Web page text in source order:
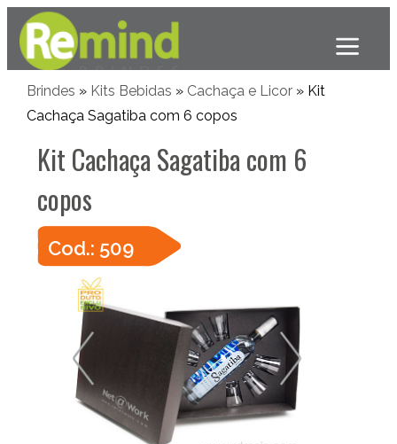
Brindes » Kits Bebidas » Cachaça e Licor» Kit
Cachaça Sagatiba com 6 copos
Kit Cachaça Sagatiba com 6
copos
Cod.: 509